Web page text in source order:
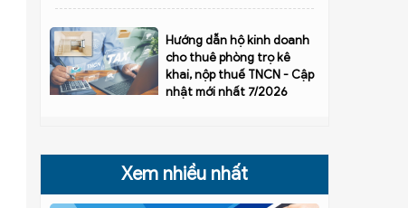
nghỉ phép
Hướng dẫn hộ kinh doanh
cho thuê phòng trọ kê
khai, nộp thuế TNCN - Cập
nhật mới nhất 7/2026
Xem nhiều nhất